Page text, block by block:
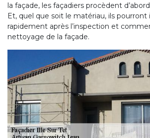
la façade, les façadiers procèdent
Et, quel que soit le matériau, ils pourront
rapidement après l’inspection et
nettoyage de la façade.